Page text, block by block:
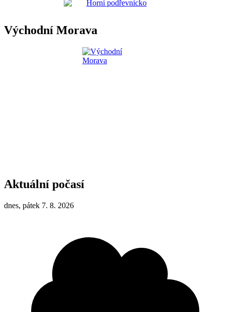
Východní Morava
Aktuální počasí
dnes, pátek 7. 8. 2026